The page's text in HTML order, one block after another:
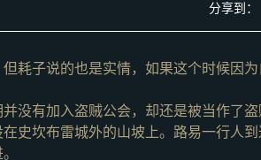
分享到：
耗子说的也是实情，如果这个时候因
没有加入盗贼公会，却还是被当作了
史坎布雷城外的山坡上。路易一行人